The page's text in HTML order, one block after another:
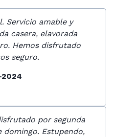
Servicio amable y
casera, elavorada
Hemos disfrutado
seguro.
por segunda
domingo. Estupendo,